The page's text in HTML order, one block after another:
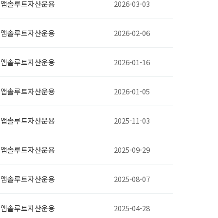
앱솔루트자산운용 2026-03-03
앱솔루트자산운용 2026-02-06
앱솔루트자산운용 2026-01-16
앱솔루트자산운용 2026-01-05
앱솔루트자산운용 2025-11-03
앱솔루트자산운용 2025-09-29
앱솔루트자산운용 2025-08-07
앱솔루트자산운용 2025-04-28